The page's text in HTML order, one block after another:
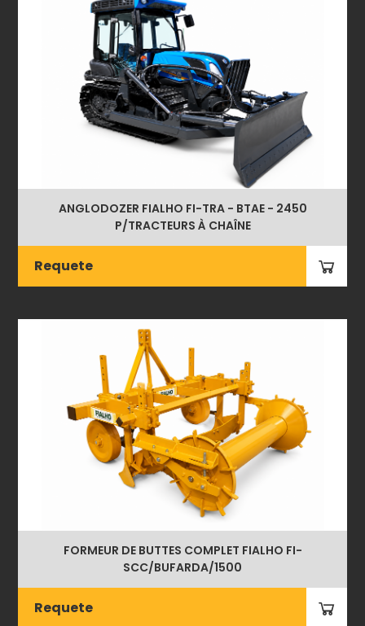
ANGLODOZER FIALHO FI-TRA - BTAE - 2450
P/TRACTEURS À CHAÎNE
Requete
FORMEUR DE BUTTES COMPLET FIALHO FI-
SCC/BUFARDA/1500
Requete